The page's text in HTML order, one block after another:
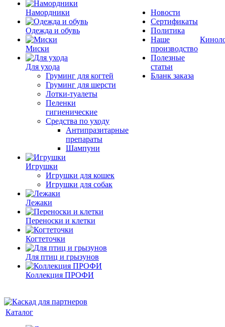
Намордники
Одежда и обувь
Миски
Для ухода
Груминг для когтей
Груминг для шерсти
Лотки-туалеты
Пеленки
гигиенические
Средства по уходу
Антипразитарные
препараты
Шампуни
Игрушки
Игрушки для кошек
Игрушки для собак
Лежаки
Переноски и клетки
Когтеточки
Для птиц и грызунов
Коллекция ПРОФИ
Новости
Сертификаты
Политика
Наше
производство
Полезные
статьи
Бланк заказа
Каталог